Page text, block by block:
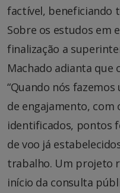
factível, beneficiando
Sobre os estudos em
finalização a
Machado adianta que
“Quando nós
de engajamento, com
identificados, pontos
de voo já
trabalho. Um projeto
início da consulta